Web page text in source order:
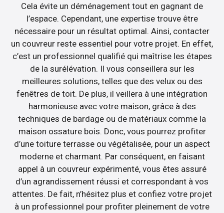
Cela évite un déménagement tout en gagnant de
l’espace. Cependant, une expertise trouve être
nécessaire pour un résultat optimal. Ainsi, contacter
un couvreur reste essentiel pour votre projet. En effet,
c’est un professionnel qualifié qui maîtrise les étapes
de la surélévation. Il vous conseillera sur les
meilleures solutions, telles que des velux ou des
fenêtres de toit. De plus, il veillera à une intégration
harmonieuse avec votre maison, grâce à des
techniques de bardage ou de matériaux comme la
maison ossature bois. Donc, vous pourrez profiter
d’une toiture terrasse ou végétalisée, pour un aspect
moderne et charmant. Par conséquent, en faisant
appel à un couvreur expérimenté, vous êtes assuré
d’un agrandissement réussi et correspondant à vos
attentes. De fait, n’hésitez plus et confiez votre projet
à un professionnel pour profiter pleinement de votre